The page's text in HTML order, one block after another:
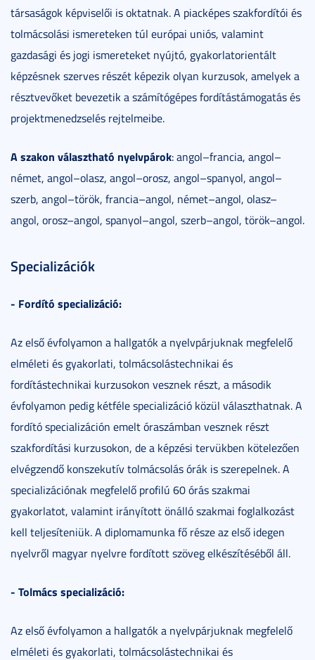
társaságok képviselői is oktatnak. A piacképes szakfordítói és
tolmácsolási ismereteken túl európai uniós, valamint
gazdasági és jogi ismereteket nyújtó, gyakorlatorientált
képzésnek szerves részét képezik olyan kurzusok, amelyek a
résztvevőket bevezetik a számítógépes fordítástámogatás és
projektmenedzselés rejtelmeibe.
A szakon választható nyelvpárok: angol–francia, angol–
német, angol–olasz, angol–orosz, angol–spanyol, angol–
szerb, angol–török, francia–angol, német–angol, olasz–
angol, orosz–angol, spanyol–angol, szerb–angol, török–angol.
Specializációk
- Fordító specializáció:
Az első évfolyamon a hallgatók a nyelvpárjuknak megfelelő
elméleti és gyakorlati, tolmácsolástechnikai és
fordítástechnikai kurzusokon vesznek részt, a második
évfolyamon pedig kétféle specializáció közül választhatnak. A
fordító specializáción emelt óraszámban vesznek részt
szakfordítási kurzusokon, de a képzési tervükben kötelezően
elvégzendő konszekutív tolmácsolás órák is szerepelnek. A
specializációnak megfelelő profilú 60 órás szakmai
gyakorlatot, valamint irányított önálló szakmai foglalkozást
kell teljesíteniük. A diplomamunka fő része az első idegen
nyelvről magyar nyelvre fordított szöveg elkészítéséből áll.
- Tolmács specializáció:
Az első évfolyamon a hallgatók a nyelvpárjuknak megfelelő
elméleti és gyakorlati, tolmácsolástechnikai és